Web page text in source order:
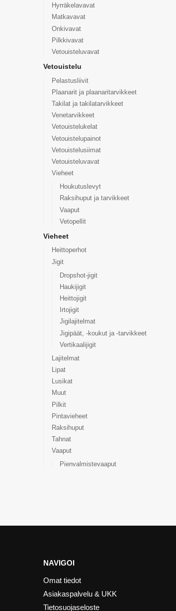
Hyrräkelavavat
Matkavavat
Onkivavat
Pilkkivavat
Vetouisteluvavat
Vetouistelu
Pelastusliivit
Plaanarit ja plaanaritarvikkeet
Takilat ja takilatarvikkeet
Venetarvikkeet
Vetouistelukelat
Vetouistelupainot
Vetouistelusiimat
Vetouisteluvavat
Vieheet
Houkutuslevyt
Raksihuput ja tarvikkeet
Vaaput
Vetopellit
Vieheet
Heittoperhot
Jigit
Dropshot-jigit
Haukijigit
Heittojigit
Irtojigit
Jigilajitelmat
Jigipäät, -koukut ja -tarvikkeet
Vertikaalijigit
Lajitelmat
Lipat
Lusikat
Muut
Pilkit
Pintavieheet
Raksihuput
Tahnat
Vaaput
Pienvalmistevaaput
NAVIGOI
Omat tiedot
Asiakaspalvelu & UKK
Tietosuojaseloste